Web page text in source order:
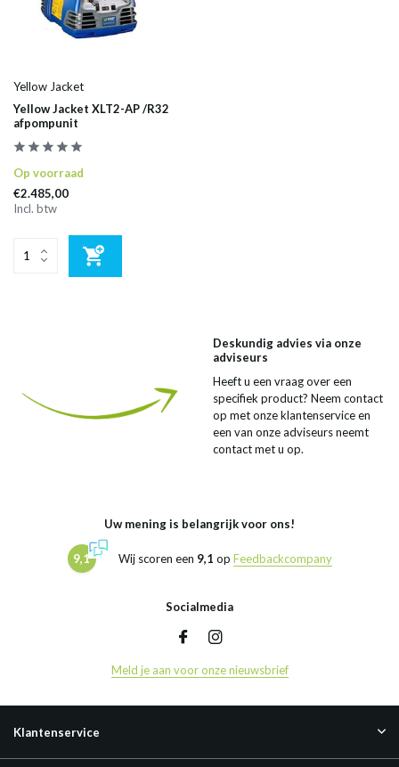
Yellow Jacket
Yellow Jacket XLT2-AP /R32
afpompunit
Op voorraad
€2.485,00
Incl. btw
Deskundig advies via onze
adviseurs
Heeft u een vraag over een
specifiek product? Neem contact
op met onze klantenservice en
een van onze adviseurs neemt
contact met u op.
Uw mening is belangrijk voor ons!
9,1 Wij scoren een 9,1 op Feedbackcompany
Socialmedia
Meld je aan voor onze nieuwsbrief
Klantenservice